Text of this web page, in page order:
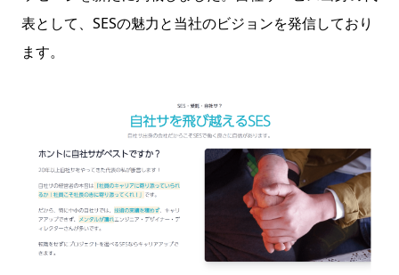
表として、SESの魅力と当社のビジョンを発信しており
ます。